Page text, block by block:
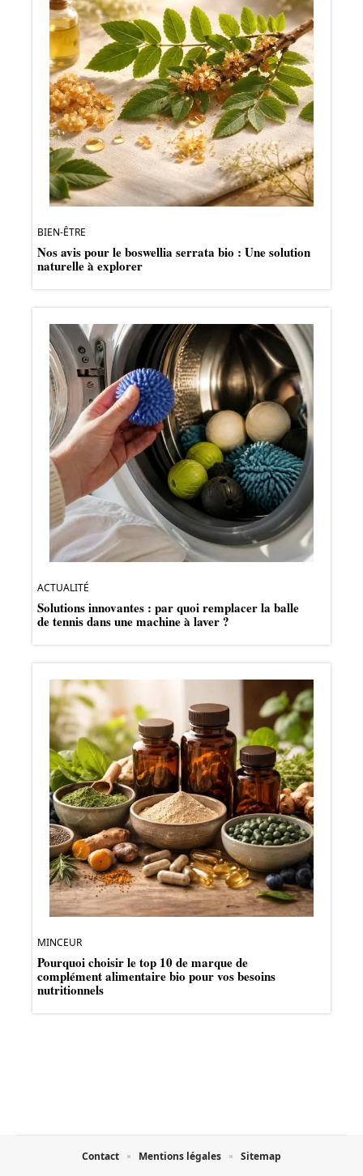
BIEN-ÊTRE
Nos avis pour le boswellia serrata bio : Une solution
naturelle à explorer
ACTUALITÉ
Solutions innovantes : par quoi remplacer la balle
de tennis dans une machine à laver ?
MINCEUR
Pourquoi choisir le top 10 de marque de
complément alimentaire bio pour vos besoins
nutritionnels
Contact Mentions légales Sitemap